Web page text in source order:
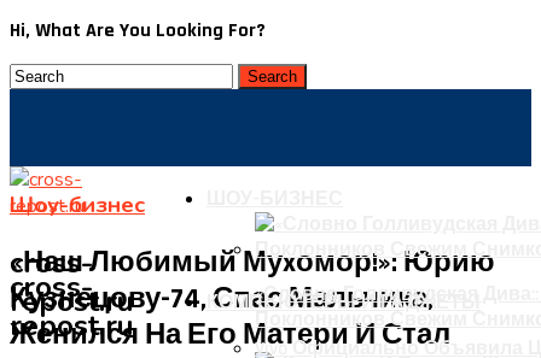
Hi, What Are You Looking For?
cross-
repost.ru
cross-
repost.ru
«Словно Голливудская
Поклонников Свежим
КОМПЬЮТЕРЫ И ГАДЖЕТЫ
Vivo Официально Объявила
Шоу-бизнес
«Наш Любимый Муxомор!»: Юрию
Кузнецову-74, Спас Мальчика,
Женился На Его Матери И Стал